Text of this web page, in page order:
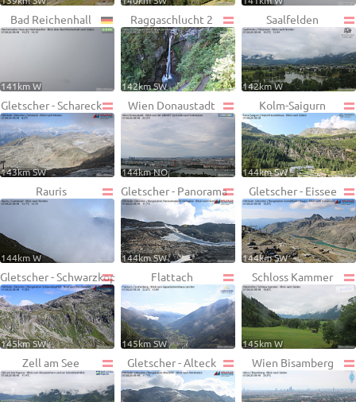
Bad Reichenhall
141km W
Raggaschlucht 2
142km SW
Saalfelden
142km W
Gletscher - Schareck
143km SW
Wien Donaustadt
144km NO
Kolm-Saigurn
144km SW
Rauris
144km W
Gletscher - Panorama
144km SW
Gletscher - Eissee
144km SW
Gletscher - Schwarzkopf
145km SW
Flattach
145km SW
Schloss Kammer
145km W
Zell am See Gletscher - Alteck Wien Bisamberg